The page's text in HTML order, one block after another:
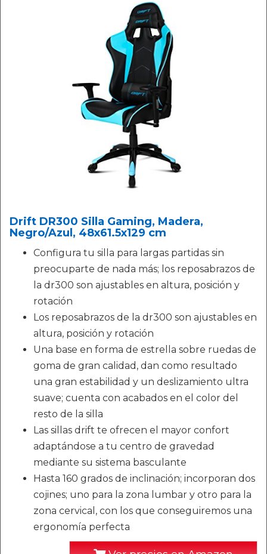
Drift DR300 Silla Gaming, Madera,
Negro/Azul, 48x61.5x129 cm
Configura tu silla para largas partidas sin
preocuparte de nada más; los reposabrazos de
la dr300 son ajustables en altura, posición y
rotación
Los reposabrazos de la dr300 son ajustables en
altura, posición y rotación
Una base en forma de estrella sobre ruedas de
goma de gran calidad, dan como resultado
una gran estabilidad y un deslizamiento ultra
suave; cuenta con acabados en el color del
resto de la silla
Las sillas drift te ofrecen el mayor confort
adaptándose a tu centro de gravedad
mediante su sistema basculante
Hasta 160 grados de inclinación; incorporan dos
cojines; uno para la zona lumbar y otro para la
zona cervical, con los que conseguiremos una
ergonomía perfecta